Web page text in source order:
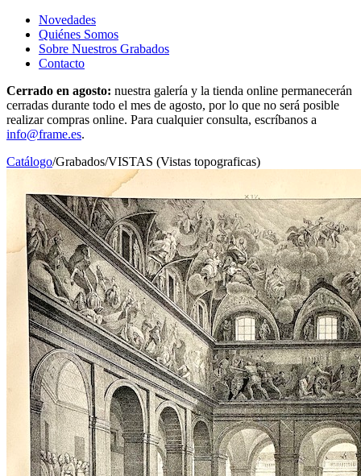
Novedades
Quiénes Somos
Sobre Nuestros Grabados
Contacto
Cerrado en agosto: nuestra galería y la tienda online permanecerán
cerradas durante todo el mes de agosto, por lo que no será posible
realizar compras online. Para cualquier consulta, escríbanos a
info@frame.es.
Catálogo/Grabados/VISTAS (Vistas topograficas)